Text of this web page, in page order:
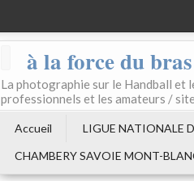
à la force du bras
La photographie sur le Handball et
professionnels et les amateurs /
Accueil LIGUE NATIONALE
CHAMBERY SAVOIE MONT-